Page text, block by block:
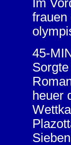
Im
frauen
45-
heuer